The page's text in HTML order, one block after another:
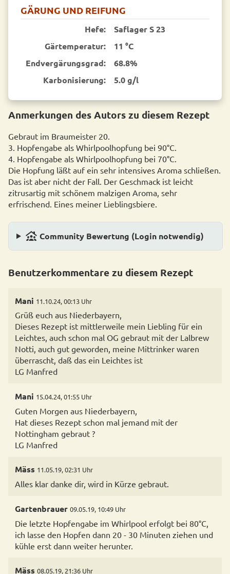
GÄRUNG UND REIFUNG
Hefe:
Saflager S 23
Gärtemperatur:
11 °C
End­vergärungsgrad:
68.8%
Karbonisierung:
5.0 g/l
Anmerkungen des Autors zu diesem Rezept
Gebraut im Braumeister 20.
3. Hopfengabe als Whirlpoolhopfung bei 90°C.
4. Hopfengabe als Whirlpoolhopfung bei 70°C.
Die Hopfung läßt auf ein sehr intensives Aroma schließen.
Das ist aber nicht der Fall. Der Geschmack ist leicht
zitrusartig mit schönem malzigen Aroma, sehr
erfrischend. Eines meiner Lieblingsbiere.
family_group Community Bewertung (Login notwendig)
Benutzerkommentare zu diesem Rezept
Mani 11.10.24, 00:13 Uhr
Grüß euch aus Niederbayern,
Dieses Rezept ist mittlerweile mein Liebling für ein
Leichtes, auch schon mal OG gebraut mit der Lalbrew
Notti, auch gut geworden, meine Mittrinker waren
überrascht, daß das ein Leichtes ist
LG Manfred
Mani 15.04.24, 01:55 Uhr
Guten Morgen aus Niederbayern,
Hat dieses Rezept schon mal jemand mit der
Nottingham gebraut ?
LG Manfred
Mäss 11.05.19, 02:31 Uhr
Alles klar danke dir, wird in Kürze gebraut.
Gartenbrauer 09.05.19, 10:49 Uhr
Die letzte Hopfengabe im Whirlpool erfolgt bei 80°C,
ich lasse den Hopfen dann 20 - 30 Minuten ziehen und
Mäss 08.05.19, 21:36 Uhr